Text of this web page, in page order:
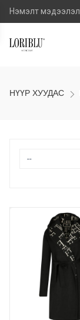
Нэмэлт мэдээлэл
НҮҮР ХУУДАС